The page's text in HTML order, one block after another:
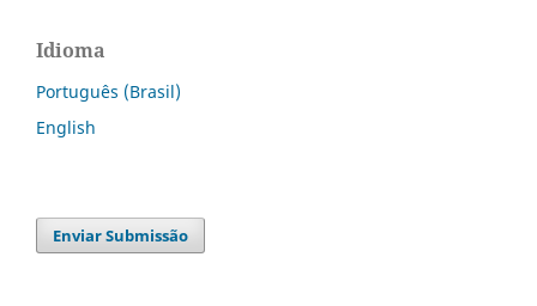
Idioma
Português (Brasil)
English
Enviar Submissão